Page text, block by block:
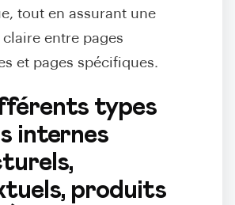
tout en assurant une
entre pages
et pages spécifiques.
types
internes
produits